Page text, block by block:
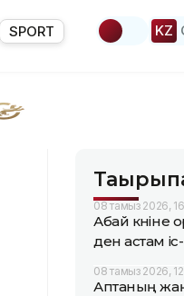
SPORT KZ
08 тамыз 2026,
Абай күніне
ден астам
08 тамыз 2026,
Аптаның